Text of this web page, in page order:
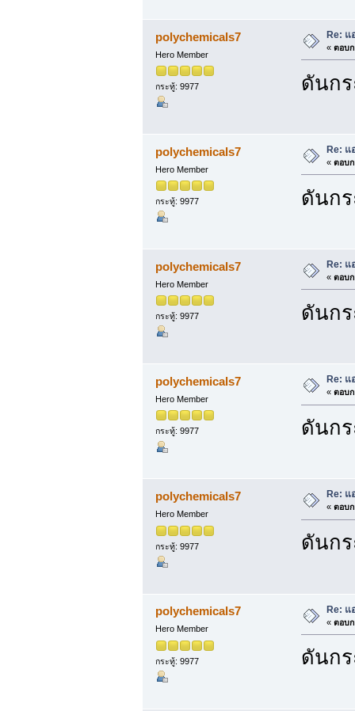
polychemicals7
Hero Member
กระทู้: 9977
Re: แ
« ตอบก
ดันก
polychemicals7
Hero Member
กระทู้: 9977
Re: แ
« ตอบก
ดันก
polychemicals7
Hero Member
กระทู้: 9977
Re:
« ตอบก
ดันก
polychemicals7
Hero Member
กระทู้: 9977
Re:
« ตอบก
ดันก
polychemicals7
Hero Member
กระทู้: 9977
Re:
« ตอบก
ดันก
polychemicals7
Hero Member
กระทู้: 9977
Re: แ
« ตอบก
ดันก